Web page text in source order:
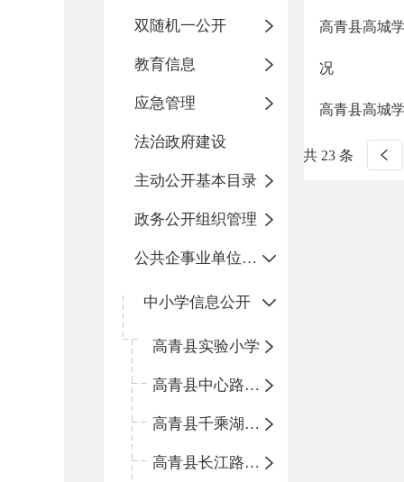
双随机一公开
教育信息
应急管理
法治政府建设
主动公开基本目录
政务公开组织管理
公共企事业单位信息公开
中小学信息公开
高青县实验小学
高青县中心路小学
高青县千乘湖小学
高青县长江路小学
高青县高城
况
高青县高城
共 23 条